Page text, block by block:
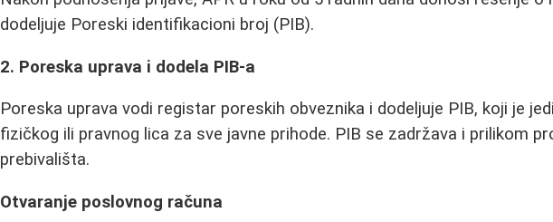
dodeljuje Poreski identifikacioni broj (PIB).
2. Poreska uprava i dodela PIB-a
Poreska uprava vodi registar poreskih obveznika i dodeljuje PIB, koji je
fizičkog ili pravnog lica za sve javne prihode. PIB se zadržava i prilikom
prebivališta.
Otvaranje poslovnog računa